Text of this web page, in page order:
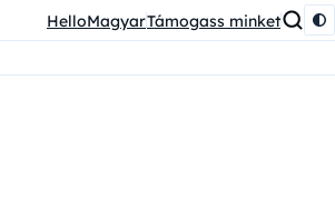
HelloMagyarTámogass minket